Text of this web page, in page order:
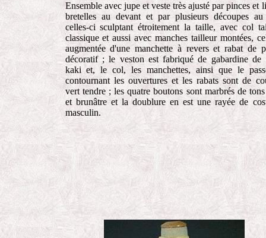
Ensemble avec jupe et veste très ajusté par pinces et
bretelles au devant et par plusieurs découpes au
celles-ci sculptant étroitement la taille, avec col
classique et aussi avec manches tailleur montées,
augmentée d'une manchette à revers et rabat de
décoratif ; le veston est fabriqué de gabardine de
kaki et, le col, les manchettes, ainsi que le
contournant les ouvertures et les rabats sont de
vert tendre ; les quatre boutons sont marbrés de
et brunâtre et la doublure en est une rayée de
masculin.